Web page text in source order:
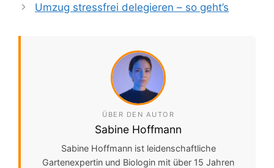
Umzug stressfrei delegieren – so geht’s
ÜBER DEN AUTOR
Sabine Hoffmann
Sabine Hoffmann ist leidenschaftliche
Gartenexpertin und Biologin mit über 15 Jahren